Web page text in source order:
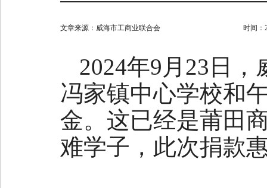
文章来源： 威海市工商业联合会 时间：
2024年9月23日
冯家镇中心学校和
金。这已经是莆田
难学子，此次捐款